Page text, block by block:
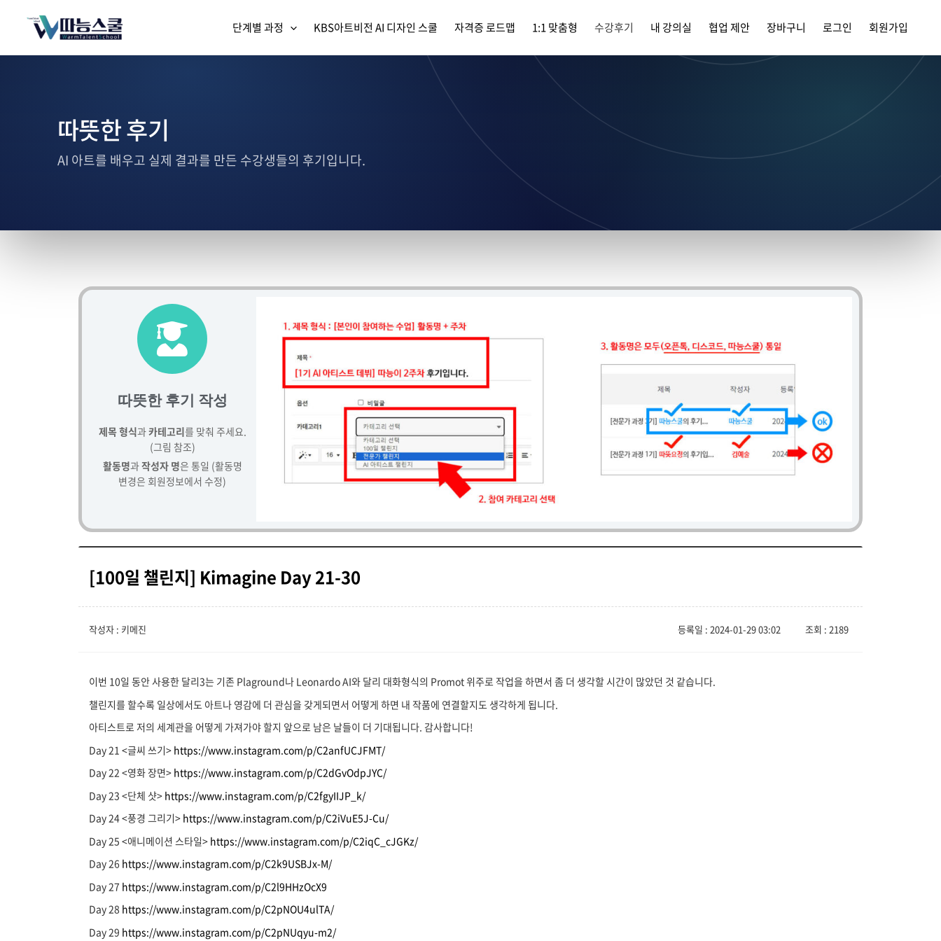
단계별 과정 KBS아트비전 AI 디자인 스쿨 자격증 로드맵 1:1 맞춤형 수강후기 내 강의실 협업 제안 장바구니 로그인 회원가입
따뜻한 후기
AI 아트를 배우고 실제 결과를 만든 수강생들의 후기입니다.
따뜻한 후기 작성
제목 형식과카테고리를 맞춰 주세요.
(그림 참조)
활동명과작성자 명은 통일 (활동명
변경은 회원정보에서 수정)
[100일 챌린지] Kimagine Day 21-30
조회 : 2189
등록일 : 2024-01-29 03:02
작성자 : 키메진
이번 10일 동안 사용한 달리3는 기존 Plaground나 Leonardo AI와 달리 대화형식의 Promot 위주로 작업을 하면서 좀 더 생각할 시간이 많았던 것 같습니다.
챌린지를 할수록 일상에서도 아트나 영감에 더 관심을 갖게되면서 어떻게 하면 내 작품에 연결할지도 생각하게 됩니다.
아티스트로 저의 세계관을 어떻게 가져가야 할지 앞으로 남은 날들이 더 기대됩니다. 감사합니다!
Day 21 <글씨 쓰기> https://www.instagram.com/p/C2anfUCJFMT/
Day 22 <영화 장면> https://www.instagram.com/p/C2dGvOdpJYC/
Day 23 <단체 샷> https://www.instagram.com/p/C2fgyIIJP_k/
Day 24 <풍경 그리기> https://www.instagram.com/p/C2iVuE5J-Cu/
Day 25 <애니메이션 스타일> https://www.instagram.com/p/C2iqC_cJGKz/
Day 26 https://www.instagram.com/p/C2k9USBJx-M/
Day 27 https://www.instagram.com/p/C2l9HHzOcX9
Day 28 https://www.instagram.com/p/C2pNOU4ulTA/
Day 29 https://www.instagram.com/p/C2pNUqyu-m2/